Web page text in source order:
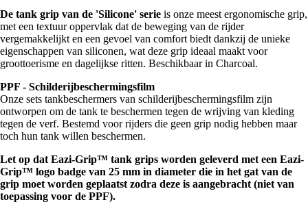
De tank grip van de 'Silicone' serie is onze meest ergonomische grip,
met een textuur oppervlak dat de beweging van de rijder
vergemakkelijkt en een gevoel van comfort biedt dankzij de unieke
eigenschappen van siliconen, wat deze grip ideaal maakt voor
groottoerisme en dagelijkse ritten. Beschikbaar in Charcoal.
PPF - Schilderijbeschermingsfilm
Onze sets tankbeschermers van schilderijbeschermingsfilm zijn
ontworpen om de tank te beschermen tegen de wrijving van kleding
tegen de verf. Bestemd voor rijders die geen grip nodig hebben maar
toch hun tank willen beschermen.
Let op dat Eazi-Grip™ tank grips worden geleverd met een Eazi-
Grip™ logo badge van 25 mm in diameter die in het gat van de
grip moet worden geplaatst zodra deze is aangebracht (niet van
toepassing voor de PPF).